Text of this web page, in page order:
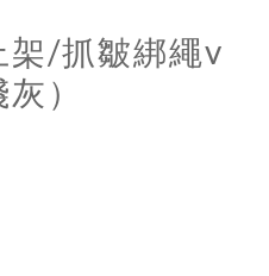
架/抓皺綁繩v
）